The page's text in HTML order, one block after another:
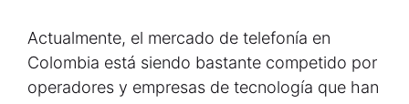
Actualmente, el mercado de telefonía en
Colombia está siendo bastante competido por
operadores y empresas de tecnología que han